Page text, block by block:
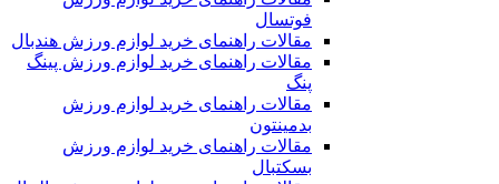
فوتسال
مقالات راهنمای خرید لوازم ورزش هندبال
مقالات راهنمای خرید لوازم ورزش پینگ
پنگ
مقالات راهنمای خرید لوازم ورزش
بدمینتون
مقالات راهنمای خرید لوازم ورزش
بسکتبال